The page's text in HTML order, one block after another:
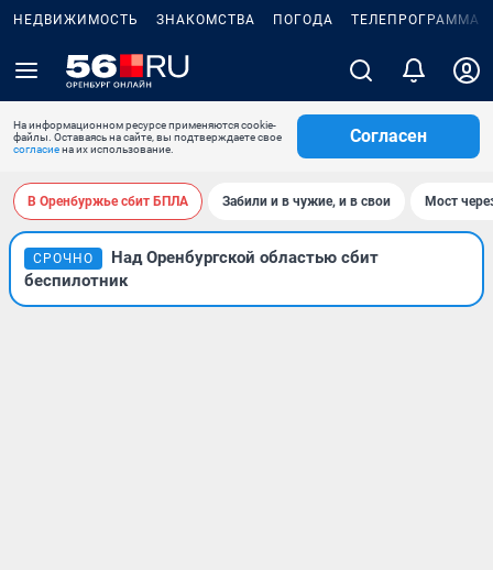
НЕДВИЖИМОСТЬ ЗНАКОМСТВА ПОГОДА ТЕЛЕПРОГРАММА
На информационном ресурсе применяются cookie-
файлы. Оставаясь на сайте, вы подтверждаете свое
согласиена их использование.
Согласен
В Оренбуржье сбит БПЛА Забили и в чужие, и в свои Мост
СРОЧНО
Над Оренбургской областью сбит
беспилотник